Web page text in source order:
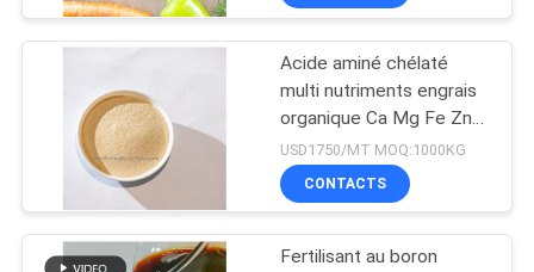
Acide aminé chélaté
multi nutriments engrais
organique Ca Mg Fe Zn
Mn Cu B Mo
USD1750/MT MOQ:1000KG
CONTACTS
Fertilisant au boron